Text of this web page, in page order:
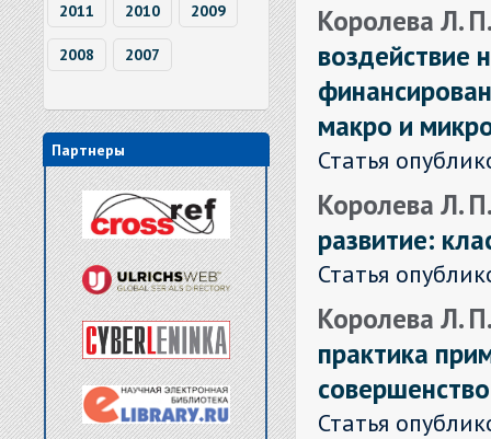
2011 2010 2009
2008 2007
Партнеры
Королева Л.
воздействие
макро и
Статья
Королева Л.
развитие:
Статья
Королева Л.
практика
Статья